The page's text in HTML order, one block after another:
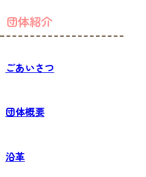
団体紹介
ごあいさつ
団体概要
沿革